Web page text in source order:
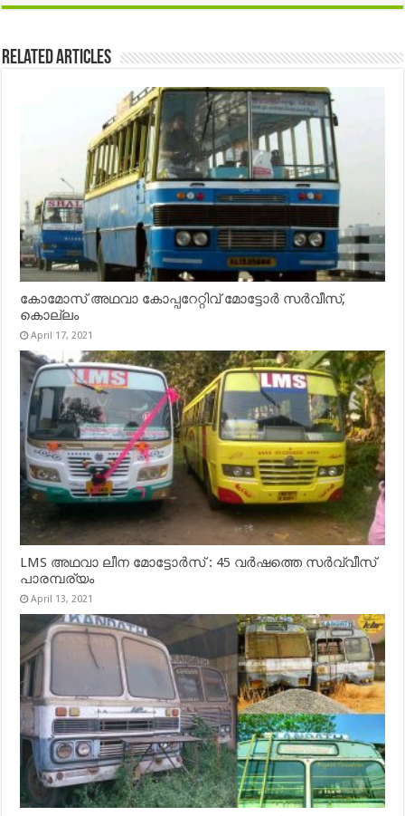
Related Articles
കോമോസ് അഥവാ കോപ്പറേറ്റിവ് മോട്ടോര്‍ സര്‍വീസ്,
കൊല്ലം
April 17, 2021
LMS അഥവാ ലീന മോട്ടോർസ് : 45 വർഷത്തെ സർവ്വീസ്
പാരമ്പര്യം
April 13, 2021